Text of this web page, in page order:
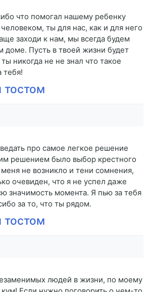
что помогал нашему ребенку
ты для нас, как и для него
заходи к нам, мы всегда будем
доме. Пусть в твоей жизни будет
никогда не не знал что такое
тебя!
тостом
про самое легкое решение
решением было выбор крестного
не возникло и тени сомнения,
очевиден, что я не успел даже
значимость момента. Я пью за тебя
за то, что ты рядом.
тостом
людей в жизни, по моему